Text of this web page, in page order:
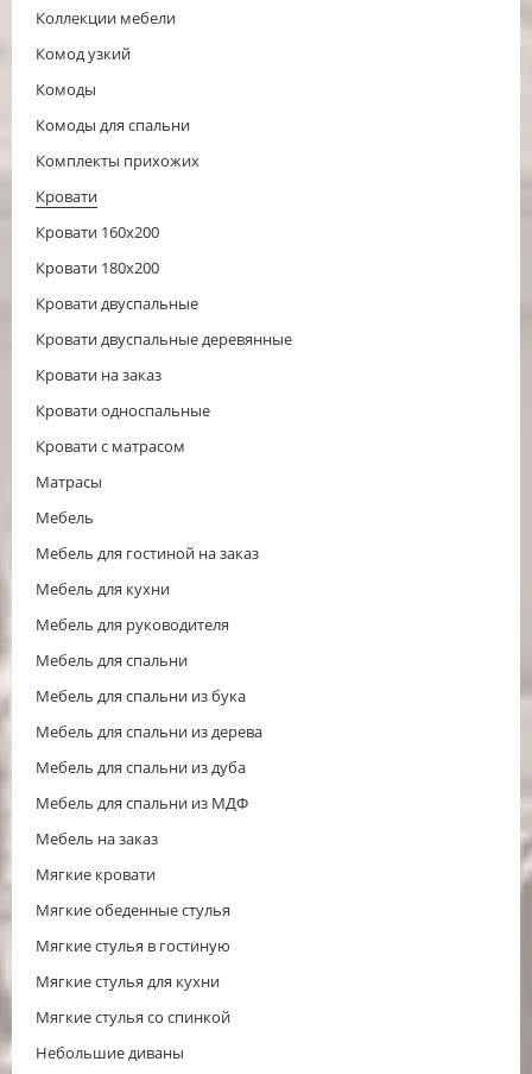
Коллекции мебели
Комод узкий
Комоды
Комоды для спальни
Комплекты прихожих
Кровати
Кровати 160x200
Кровати 180x200
Кровати двуспальные
Кровати двуспальные деревянные
Кровати на заказ
Кровати односпальные
Кровати с матрасом
Матрасы
Мебель
Мебель для гостиной на заказ
Мебель для кухни
Мебель для руководителя
Мебель для спальни
Мебель для спальни из бука
Мебель для спальни из дерева
Мебель для спальни из дуба
Мебель для спальни из МДФ
Мебель на заказ
Мягкие кровати
Мягкие обеденные стулья
Мягкие стулья в гостиную
Мягкие стулья для кухни
Мягкие стулья со спинкой
Небольшие диваны